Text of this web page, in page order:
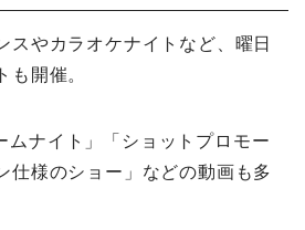
スやカラオケナイトなど、曜日
も開催。
ムナイト」「ショットプロモー
仕様のショー」などの動画も多